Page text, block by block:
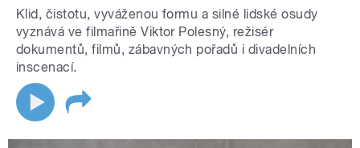
Klid, čistotu, vyváženou formu a silné lidské osudy
vyznává ve filmařině Viktor Polesný, režisér
dokumentů, filmů, zábavných pořadů i divadelních
inscenací.